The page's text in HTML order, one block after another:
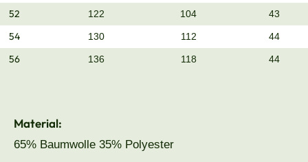
52 122 104 43
54 130 112 44
56 136 118 44
Material:
65% Baumwolle 35% Polyester